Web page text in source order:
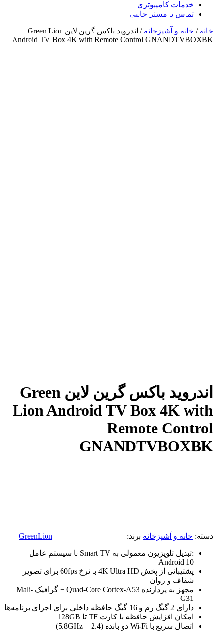
خدمات کامپیوتری
تماس با مستر جانبی
خانه / خانه و آشپزخانه
/ اندروید باکس گرین لاین Green Lion
Android TV Box 4K with Remote Control GNANDTVBOXBK
اندروید باکس گرین لاین Green
Lion Android TV Box 4K with
Remote Control
GNANDTVBOXBK
دسته: خانه و آشپزخانه برند: GreenLion
:تبدیل تلویزیون معمولی به Smart TV با سیستم عامل
Android 10
پشتیبانی از پخش 4K Ultra HD با نرخ 60fps برای تصویر
شفاف و روان
مجهز به پردازنده Quad-Core Cortex-A53 + گرافیک Mali-
G31
دارای 2 گیگ رم و 16 گیگ حافظه داخلی برای اجرای برنامه‌ها
امکان افزایش حافظه با کارت TF تا 128GB
اتصال سریع با Wi-Fi دو بانده (2.4 + 5.8GHz)